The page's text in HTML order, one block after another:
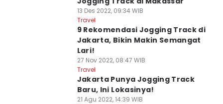
13 Des 2022, 09:34 WIB
Travel
9 Rekomendasi Jogging Track di
Jakarta, Bikin Makin Semangat
Lari!
27 Nov 2022, 08:47 WIB
Travel
Jakarta Punya Jogging Track
Baru, Ini Lokasinya!
21 Agu 2022, 14:39 WIB